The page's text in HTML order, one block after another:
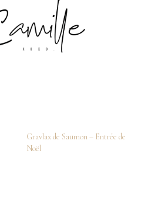
Gravlax de Saumon – Entrée de
Noël